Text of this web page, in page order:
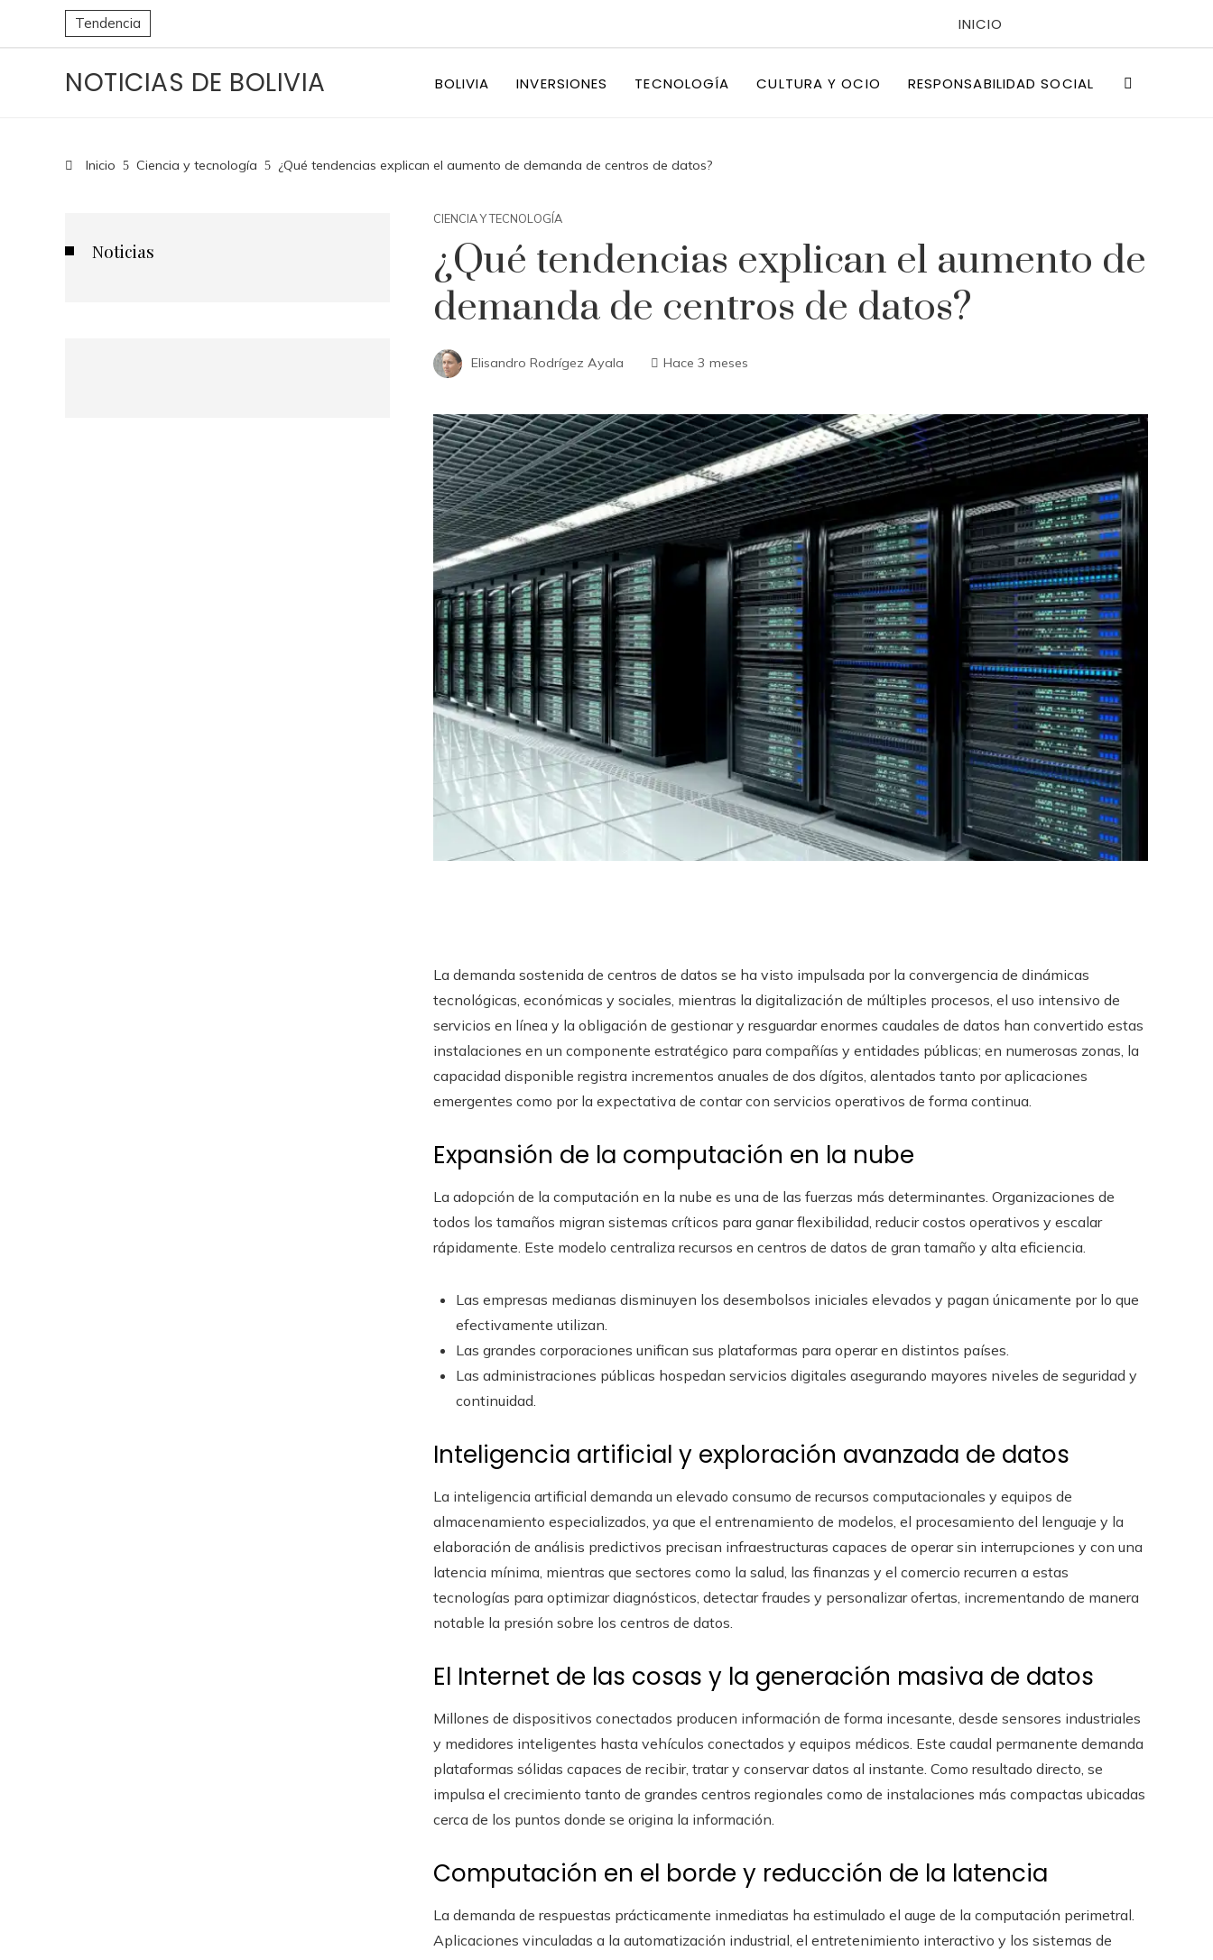
Tendencia INICIO
NOTICIAS DE BOLIVIA BOLIVIA INVERSIONES TECNOLOGÍA CULTURA Y OCIO RESPONSABILIDAD SOCIAL
Inicio Ciencia y tecnología ¿Qué tendencias explican el aumento de demanda de centros de datos?
CIENCIA Y TECNOLOGÍA
¿Qué tendencias explican el aumento de
demanda de centros de datos?
Elisandro Rodrígez Ayala Hace 3 meses
La demanda sostenida de centros de datos se ha visto impulsada por la convergencia de dinámicas
tecnológicas, económicas y sociales, mientras la digitalización de múltiples procesos, el uso intensivo de
servicios en línea y la obligación de gestionar y resguardar enormes caudales de datos han convertido estas
instalaciones en un componente estratégico para compañías y entidades públicas; en numerosas zonas, la
capacidad disponible registra incrementos anuales de dos dígitos, alentados tanto por aplicaciones
emergentes como por la expectativa de contar con servicios operativos de forma continua.
Expansión de la computación en la nube
La adopción de la computación en la nube es una de las fuerzas más determinantes. Organizaciones de
todos los tamaños migran sistemas críticos para ganar flexibilidad, reducir costos operativos y escalar
rápidamente. Este modelo centraliza recursos en centros de datos de gran tamaño y alta eficiencia.
Las empresas medianas disminuyen los desembolsos iniciales elevados y pagan únicamente por lo que
efectivamente utilizan.
Las grandes corporaciones unifican sus plataformas para operar en distintos países.
Las administraciones públicas hospedan servicios digitales asegurando mayores niveles de seguridad y
continuidad.
Inteligencia artificial y exploración avanzada de datos
La inteligencia artificial demanda un elevado consumo de recursos computacionales y equipos de
almacenamiento especializados, ya que el entrenamiento de modelos, el procesamiento del lenguaje y la
elaboración de análisis predictivos precisan infraestructuras capaces de operar sin interrupciones y con una
latencia mínima, mientras que sectores como la salud, las finanzas y el comercio recurren a estas
tecnologías para optimizar diagnósticos, detectar fraudes y personalizar ofertas, incrementando de manera
notable la presión sobre los centros de datos.
El Internet de las cosas y la generación masiva de datos
Millones de dispositivos conectados producen información de forma incesante, desde sensores industriales
y medidores inteligentes hasta vehículos conectados y equipos médicos. Este caudal permanente demanda
plataformas sólidas capaces de recibir, tratar y conservar datos al instante. Como resultado directo, se
impulsa el crecimiento tanto de grandes centros regionales como de instalaciones más compactas ubicadas
cerca de los puntos donde se origina la información.
Computación en el borde y reducción de la latencia
La demanda de respuestas prácticamente inmediatas ha estimulado el auge de la computación perimetral.
Aplicaciones vinculadas a la automatización industrial, el entretenimiento interactivo y los sistemas de
Noticias